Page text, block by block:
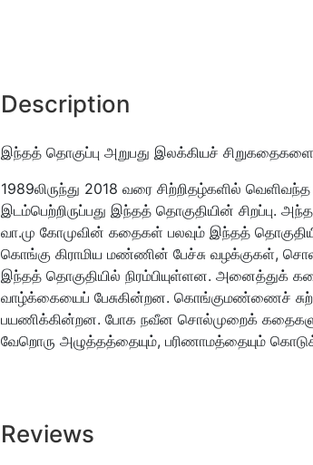
Description
இந்தத் தொகுப்பு அறுபது இலக்கியச் சிறுகதைகளை
1989லிருந்து 2018 வரை சிற்றிதழ்களில்
இடம்பெற்றிருப்பது இந்தத் தொகுதியின் சிறப்பு.
வா.மு கோமுவின் கதைகள் பலவும் இந்தத்
கொங்கு கிராமிய மண்ணின் பேச்சு வழக்குகள்,
இந்தத் தொகுதியில் நிரம்பியுள்ளன. அனைத்துக்
வாழ்க்கையைப் பேசுகின்றன. கொங்குமண்ணைச்
பயணிக்கின்றன. போக நவீன சொல்முறைக்
வேறொரு அழுத்தத்தையும், பரிணாமத்தையும்
Reviews